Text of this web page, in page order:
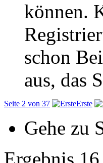
können.
schon
aus, das
Seite 2 von 37 Erste
Gehe zu